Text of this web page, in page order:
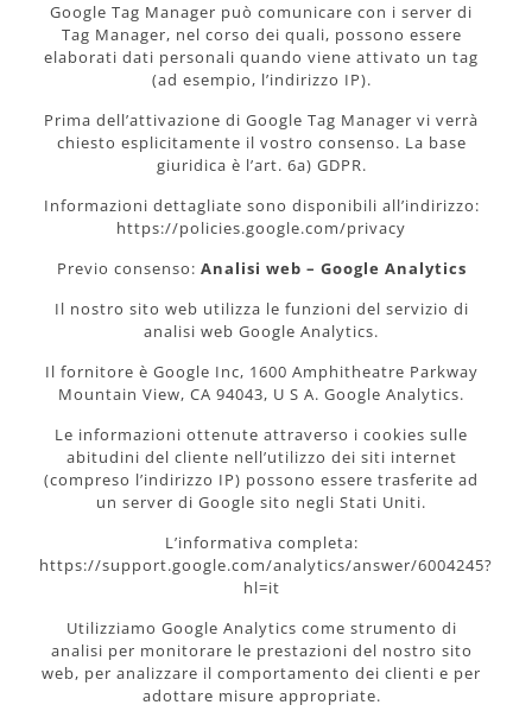
Google Tag Manager può comunicare con i server di
Tag Manager, nel corso dei quali, possono essere
elaborati dati personali quando viene attivato un tag
(ad esempio, l’indirizzo IP).
Prima dell’attivazione di Google Tag Manager vi verrà
chiesto esplicitamente il vostro consenso. La base
giuridica è l’art. 6a) GDPR.
Informazioni dettagliate sono disponibili all’indirizzo:
https://policies.google.com/privacy
Previo consenso: Analisi web – Google Analytics
Il nostro sito web utilizza le funzioni del servizio di
analisi web Google Analytics.
Il fornitore è Google Inc, 1600 Amphitheatre Parkway
Mountain View, CA 94043, U S A. Google Analytics.
Le informazioni ottenute attraverso i cookies sulle
abitudini del cliente nell’utilizzo dei siti internet
(compreso l’indirizzo IP) possono essere trasferite ad
un server di Google sito negli Stati Uniti.
L’informativa completa:
https://support.google.com/analytics/answer/6004245?
hl=it
Utilizziamo Google Analytics come strumento di
analisi per monitorare le prestazioni del nostro sito
web, per analizzare il comportamento dei clienti e per
adottare misure appropriate.